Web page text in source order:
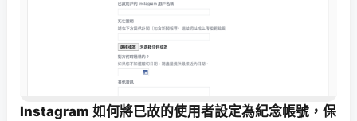
Instagram 如何將已故的使用者設定為紀念帳號，保